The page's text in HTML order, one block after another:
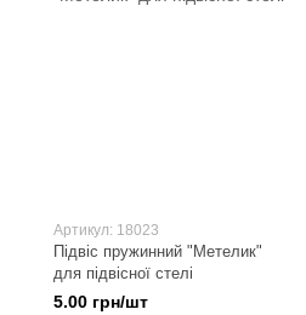
Артикул: 18023
Підвіс пружинний "Метелик"
для підвісної стелі
5.00 грн/шт